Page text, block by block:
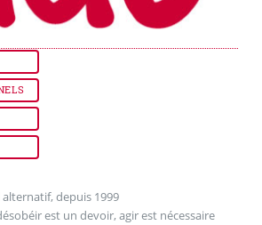
depuis 1999
est un devoir, agir est nécessaire